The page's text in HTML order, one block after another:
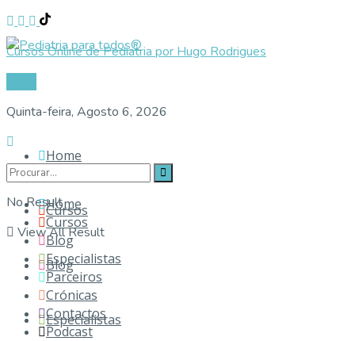
Cursos Online de Pediatria por Hugo Rodrigues
Quinta-feira, Agosto 6, 2026
No Result
View All Result
Home
Cursos
Blog
Especialistas
Home
Cursos
Blog
Especialistas
Parceiros
Crónicas
Contactos
Podcast